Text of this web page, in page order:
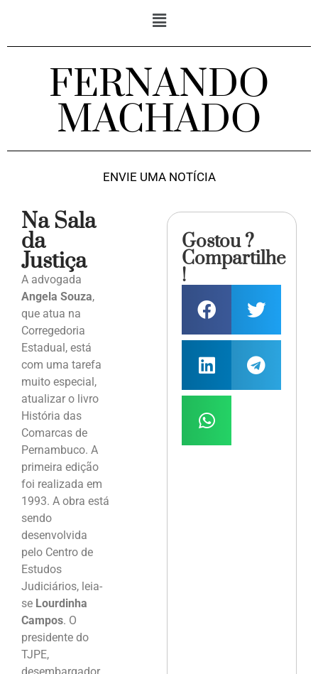
FERNANDO
MACHADO
ENVIE UMA NOTÍCIA
Na Sala
da
Justiça
A advogada
Angela Souza,
que atua na
Corregedoria
Estadual, está
com uma tarefa
muito especial,
atualizar o livro
História das
Comarcas de
Pernambuco. A
primeira edição
foi realizada em
1993. A obra está
sendo
desenvolvida
pelo Centro de
Estudos
Judiciários, leia-
se Lourdinha
Campos. O
presidente do
TJPE,
Gostou ?
Compartilhe
!